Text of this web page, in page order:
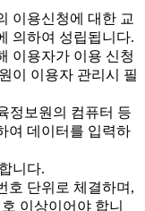
이용신청에 대한 교
의하여 성립됩니다.
이용자가 이용 신청
이 이용자 관리시 필
정보원의 컴퓨터 등
여 데이터를 입력하
니다.
단위로 체결하며,
이상이어야 합니